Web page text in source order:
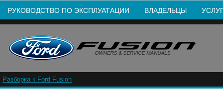
РУКОВОДСТВО ПО ЭКСПЛУАТАЦИИ ВЛАДЕЛЬЦЫ
Разборка к Ford Fusion